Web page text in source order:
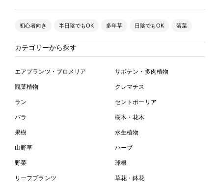
初心者向き 半日陰でもOK 多年草 日陰でもOK 落葉
カテゴリーから探す
エアプランツ・ブロメリア サボテン・多肉植物
観葉植物 クレマチス
ラン セントポーリア
バラ 樹木・花木
果樹 水生植物
山野草 ハーブ
野菜 球根
リーフプランツ 草花・鉢花